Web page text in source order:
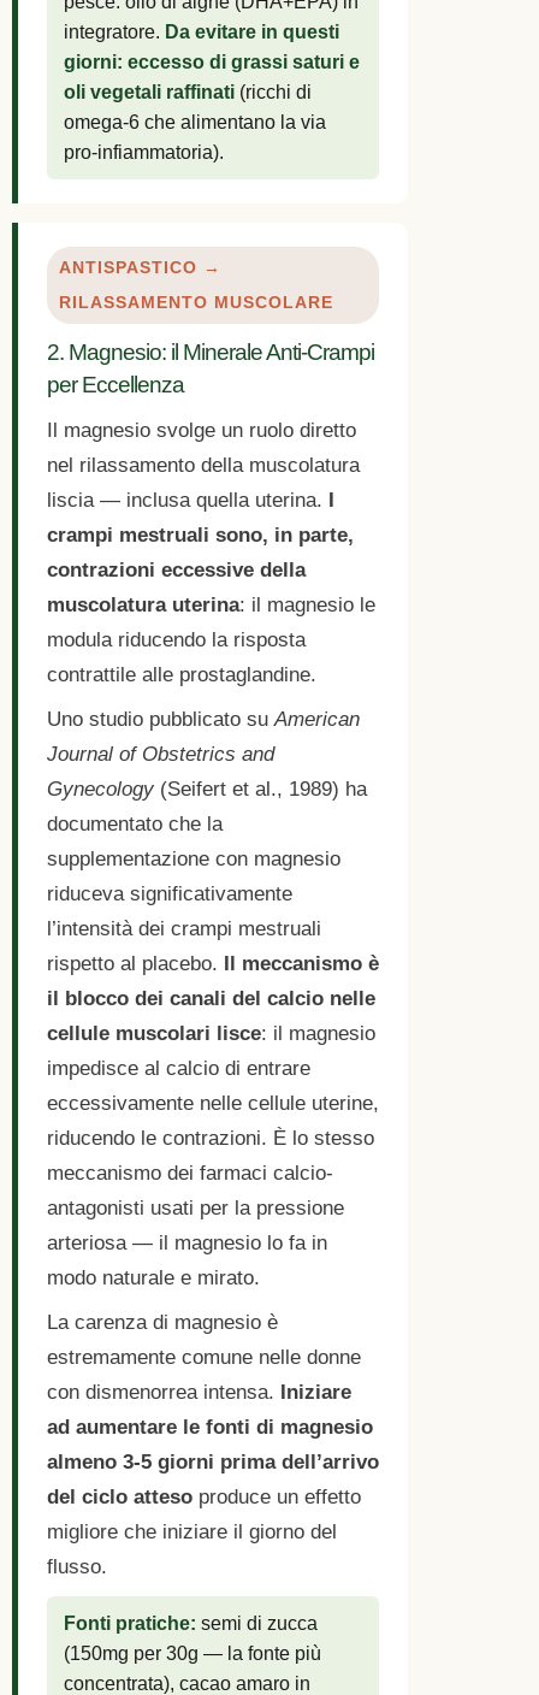
integratore. Da evitare in questi
giorni: eccesso di grassi saturi e
oli vegetali raffinati (ricchi di
omega-6 che alimentano la via
pro-infiammatoria).
ANTISPASTICO →
RILASSAMENTO MUSCOLARE
2. Magnesio: il Minerale Anti-Crampi
per Eccellenza
Il magnesio svolge un ruolo diretto
nel rilassamento della muscolatura
liscia — inclusa quella uterina. I
crampi mestruali sono, in parte,
contrazioni eccessive della
muscolatura uterina: il magnesio le
modula riducendo la risposta
contrattile alle prostaglandine.
Uno studio pubblicato su American
Journal of Obstetrics and
Gynecology (Seifert et al., 1989) ha
documentato che la
supplementazione con magnesio
riduceva significativamente
l’intensità dei crampi mestruali
rispetto al placebo. Il meccanismo è
il blocco dei canali del calcio nelle
cellule muscolari lisce: il magnesio
impedisce al calcio di entrare
eccessivamente nelle cellule uterine,
riducendo le contrazioni. È lo stesso
meccanismo dei farmaci calcio-
antagonisti usati per la pressione
arteriosa — il magnesio lo fa in
modo naturale e mirato.
La carenza di magnesio è
estremamente comune nelle donne
con dismenorrea intensa. Iniziare
ad aumentare le fonti di magnesio
almeno 3-5 giorni prima dell’arrivo
del ciclo atteso produce un effetto
migliore che iniziare il giorno del
flusso.
Fonti pratiche: semi di zucca
(150mg per 30g — la fonte più
concentrata), cacao amaro in